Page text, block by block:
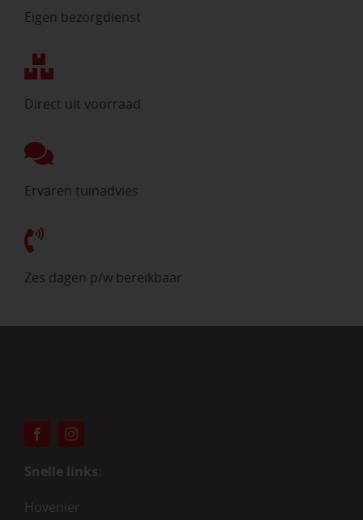
Eigen bezorgdienst
Direct uit voorraad
Ervaren tuinadvies
Zes dagen p/w bereikbaar
Snelle links:
Hovenier